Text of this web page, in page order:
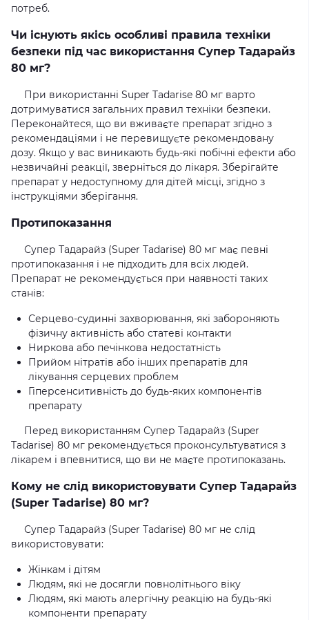
потреб.
Чи існують якісь особливі правила техніки
безпеки під час використання Супер Тадарайз
80 мг?
При використанні Super Tadarise 80 мг варто
дотримуватися загальних правил техніки безпеки.
Переконайтеся, що ви вживаєте препарат згідно з
рекомендаціями і не перевищуєте рекомендовану
дозу. Якщо у вас виникають будь-які побічні ефекти або
незвичайні реакції, зверніться до лікаря. Зберігайте
препарат у недоступному для дітей місці, згідно з
інструкціями зберігання.
Протипоказання
Супер Тадарайз (Super Tadarise) 80 мг має певні
протипоказання і не підходить для всіх людей.
Препарат не рекомендується при наявності таких
станів:
Серцево-судинні захворювання, які забороняють
фізичну активність або статеві контакти
Ниркова або печінкова недостатність
Прийом нітратів або інших препаратів для
лікування серцевих проблем
Гіперсенситивність до будь-яких компонентів
препарату
Перед використанням Супер Тадарайз (Super
Tadarise) 80 мг рекомендується проконсультуватися з
лікарем і впевнитися, що ви не маєте протипоказань.
Кому не слід використовувати Супер Тадарайз
(Super Tadarise) 80 мг?
Супер Тадарайз (Super Tadarise) 80 мг не слід
використовувати:
Жінкам і дітям
Людям, які не досягли повнолітнього віку
Людям, які мають алергічну реакцію на будь-які
компоненти препарату